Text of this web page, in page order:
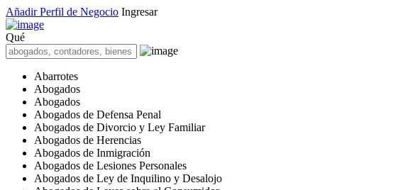
Añadir Perfil de Negocio Ingresar
Qué
Abarrotes
Abogados
Abogados
Abogados de Defensa Penal
Abogados de Divorcio y Ley Familiar
Abogados de Herencias
Abogados de Inmigración
Abogados de Lesiones Personales
Abogados de Ley de Inquilino y Desalojo